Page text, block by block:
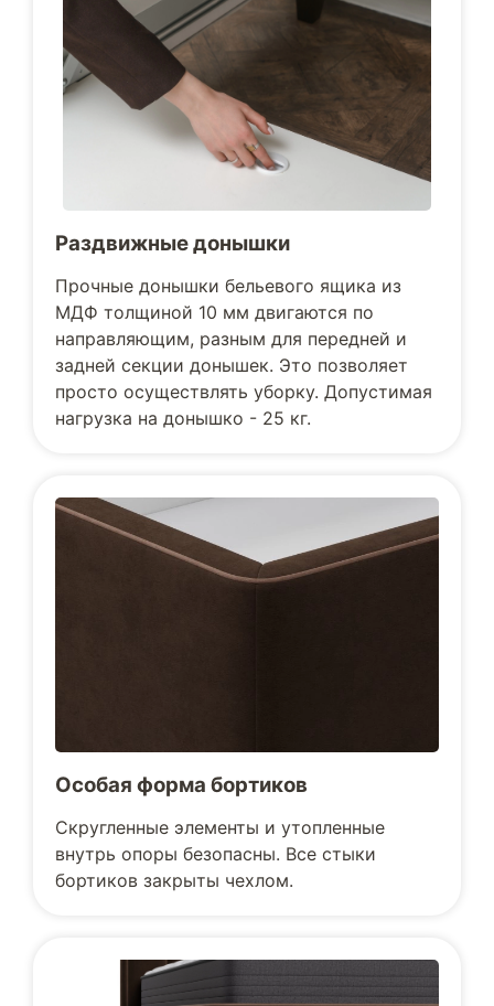
Раздвижные донышки
Прочные донышки бельевого ящика из
МДФ толщиной 10 мм двигаются по
направляющим, разным для передней и
задней секции донышек. Это позволяет
просто осуществлять уборку. Допустимая
нагрузка на донышко - 25 кг.
Особая форма бортиков
Скругленные элементы и утопленные
внутрь опоры безопасны. Все стыки
бортиков закрыты чехлом.